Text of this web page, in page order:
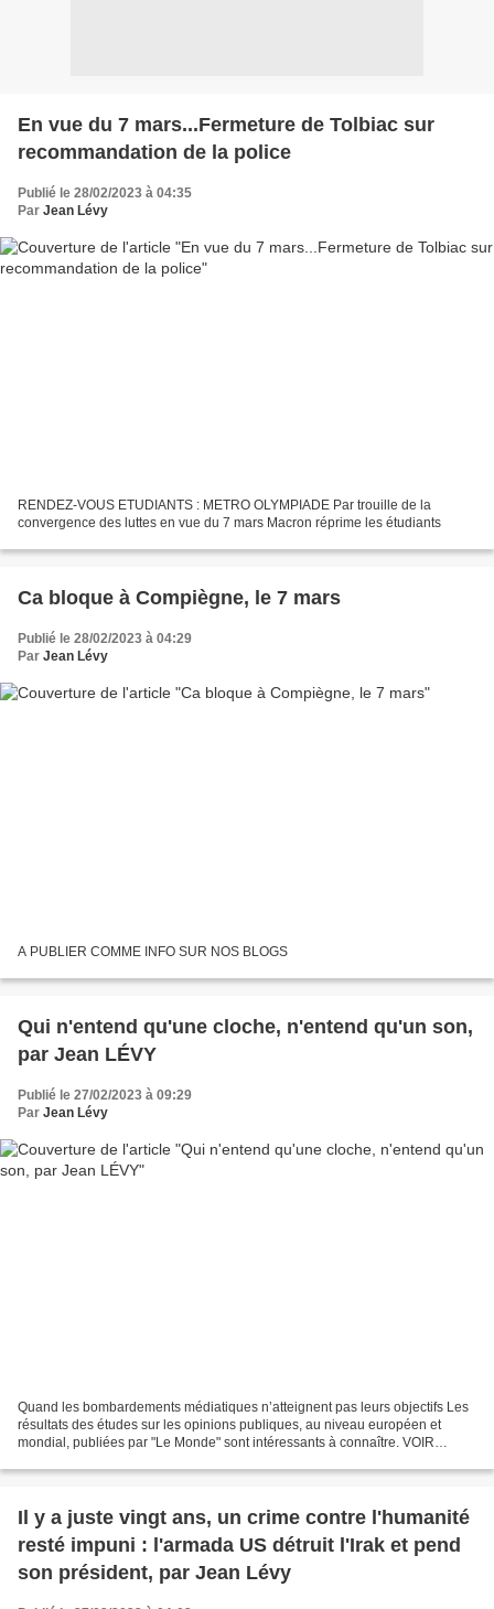
En vue du 7 mars...Fermeture de Tolbiac sur
recommandation de la police
Publié le 28/02/2023 à 04:35
Par Jean Lévy
RENDEZ-VOUS ETUDIANTS : METRO OLYMPIADE Par trouille de la
convergence des luttes en vue du 7 mars Macron réprime les étudiants
Ca bloque à Compiègne, le 7 mars
Publié le 28/02/2023 à 04:29
Par Jean Lévy
A PUBLIER COMME INFO SUR NOS BLOGS
Qui n'entend qu'une cloche, n'entend qu'un son,
par Jean LÉVY
Publié le 27/02/2023 à 09:29
Par Jean Lévy
Quand les bombardements médiatiques n’atteignent pas leurs objectifs Les
résultats des études sur les opinions publiques, au niveau européen et
mondial, publiées par "Le Monde" sont intéressants à connaître. VOIR
Il y a juste vingt ans, un crime contre l'humanité
resté impuni : l'armada US détruit l'Irak et pend
son président, par Jean Lévy